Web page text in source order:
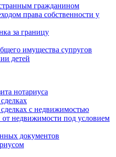
гражданином
права собственности у
за границу
имущества супругов
детей
нотариуса
с недвижимостью
недвижимости под условием
документов